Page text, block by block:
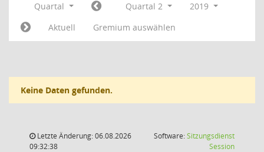
Quartal Quartal 2
2019
Aktuell
Gremium auswählen
Keine Daten gefunden.
Letzte Änderung: 06.08.2026
09:32:38
Software:Sitzungsdienst
Session(Wird in